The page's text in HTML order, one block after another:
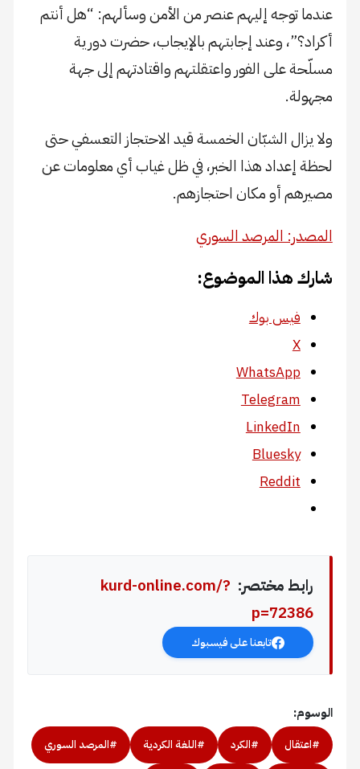
عندما توجه إليهم عنصر من الأمن وسألهم: “هل أنتم
أكراد؟”، وعند إجابتهم بالإيجاب، حضرت دورية
مسلّحة على الفور واعتقلتهم واقتادتهم إلى جهة
مجهولة.
ولا يزال الشبّان الخمسة قيد الاحتجاز التعسفي حتى
لحظة إعداد هذا الخبر، في ظل غياب أي معلومات عن
مصيرهم أو مكان احتجازهم.
المصدر: المرصد السوري
شارك هذا الموضوع:
فيس بوك
X
WhatsApp
Telegram
LinkedIn
Bluesky
Reddit
رابط مختصر: kurd-online.com/?
p=72386
تابعنا على فيسبوك
الوسوم:
#اعتقال #الكرد #اللغة الكردية #المرصد السوري